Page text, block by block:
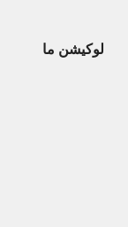
لوکیشن ما